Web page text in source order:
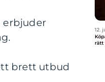
erbjuder
brett utbud
12.
rätt